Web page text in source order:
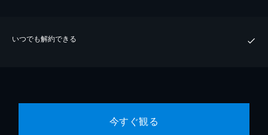
いつでも解約できる
今すぐ観る